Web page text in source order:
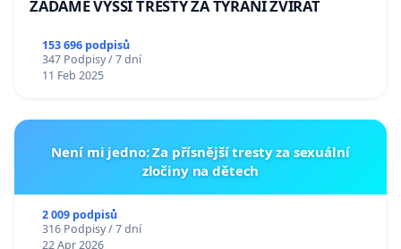
ŽÁDÁME VYŠŠÍ TRESTY ZA TÝRÁNÍ ZVÍŘAT
153 696 podpisů
347 Podpisy / 7 dní
11 Feb 2025
Není mi jedno: Za přísnější tresty za sexuální
zločiny na dětech
2 009 podpisů
316 Podpisy / 7 dní
22 Apr 2026